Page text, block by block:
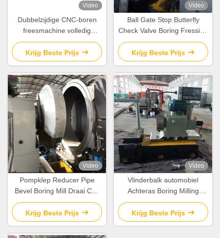
Video
Dubbelzijdige CNC-boren
freesmachine volledig
intelligente draaibank
geautomatiseerd
Krijg Beste Prijs
Video
Ball Gate Stop Butterfly
Check Valve Boring Fressing
And Turning Machine
Draaiwiel 50 R/Min
Krijg Beste Prijs
Video
Pompklep Reducer Pipe
Bevel Boring Mill Draai Cnc
Machine Draaien Machine
Krijg Beste Prijs
Video
Vlinderbalk automobiel
Achteras Boring Milling
Turning Machine / Mill Turn
Cnc
Krijg Beste Prijs